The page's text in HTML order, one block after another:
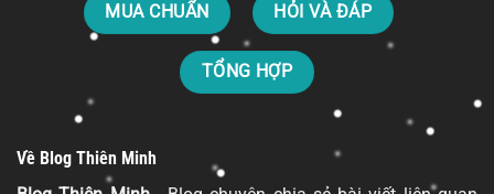
MUA CHUẨN HỎI VÀ ĐÁP
TỔNG HỢP
Về Blog Thiên Minh